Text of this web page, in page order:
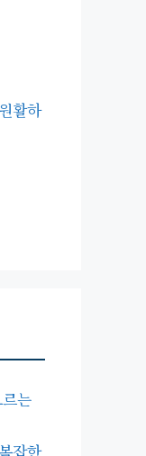
활하
는
잡한